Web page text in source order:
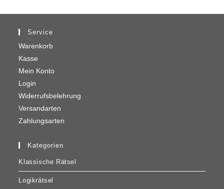
Service
Warenkorb
Kasse
Mein Konto
Login
Widerrufsbelehrung
Versandarten
Zahlungsarten
Kategorien
Klassische Rätsel
Logikrätsel